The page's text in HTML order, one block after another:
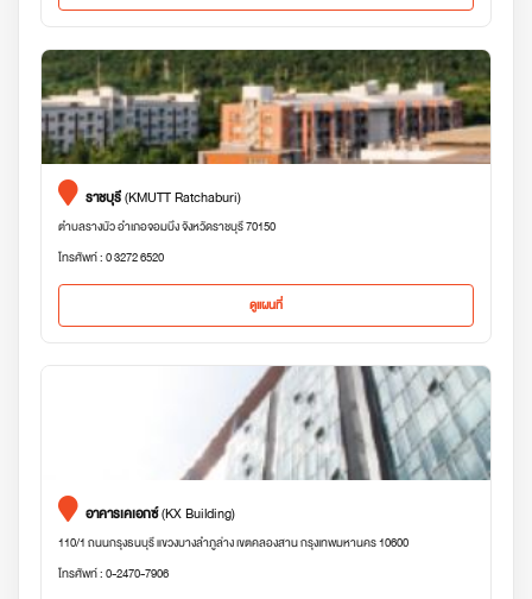
ราชบุรี(KMUTT Ratchaburi)
ตำบลรางบัว อำเภอจอมบึง จังหวัดราชบุรี 70150
โทรศัพท์ : 0 3272 6520
ดูแผนที่
อาคารเคเอกซ์(KX Building)
110/1 ถนนกรุงธนบุรี แขวงบางลำภูล่าง เขตคลองสาน กรุงเทพมหานคร 10600
โทรศัพท์ : 0-2470-7906